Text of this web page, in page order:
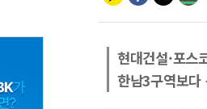
현대건설·포스
한남3구역보